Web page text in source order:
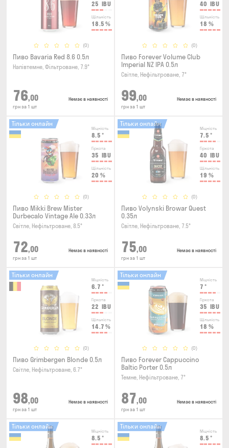
25 IBU
Щільність
18.5 %
(0)
Пиво Bavaria Red 8.6 0.5л
Напівтемне, Фільтроване, 7.9°
76,00
грн за 1 шт
Немає в наявності
40 IBU
Щільність
18 %
(0)
Пиво Forever Volume Club
Imperial NZ IPA 0.5л
Світле, Нефільтроване, 7°
99,00
грн за 1 шт
Немає в наявності
Міцність
8.5 °
Гіркота
35 IBU
Щільність
20 %
(0)
Тільки онлайн
Пиво Mikki Brew Mister
Durbecalo Vintage Ale 0.33л
Світле, Нефільтроване, 8.5°
72,00
грн за 1 шт
Немає в наявності
Міцність
7.5 °
Гіркота
40 IBU
Щільність
19 %
(0)
Тільки онлайн
Пиво Volynski Browar Quest
0.35л
Світле, Нефільтроване, 7.5°
75,00
грн за 1 шт
Немає в наявності
Міцність
6.7 °
Гіркота
22 IBU
Щільність
14.7 %
(0)
Тільки онлайн
Пиво Grimbergen Blonde 0.5л
Світле, Нефільтроване, 6.7°
98,00
грн за 1 шт
Немає в наявності
Міцність
7 °
Гіркота
35 IBU
Щільність
18 %
(0)
Тільки онлайн
Пиво Forever Cappuccino
Baltic Porter 0.5л
Темне, Нефільтроване, 7°
87,00
грн за 1 шт
Немає в наявності
Міцність
8.5 °
Тільки онлайн
Міцність
8.5 °
Тільки онлайн